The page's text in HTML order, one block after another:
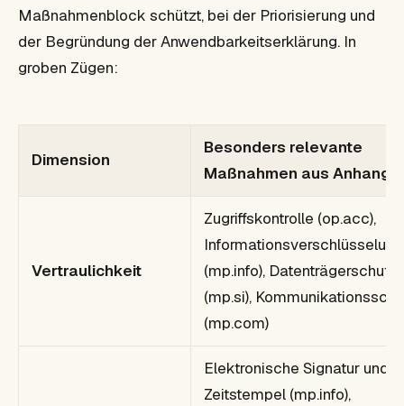
Maßnahmenblock schützt, bei der Priorisierung und
der Begründung der Anwendbarkeitserklärung. In
groben Zügen:
Dimension
Besonders relevante
Maßnahmen aus Anhang II
Vertraulichkeit
Zugriffskontrolle (op.acc),
Informationsverschlüsselung
(mp.info), Datenträgerschutz
(mp.si),
(mp.com)
Elektronische Signatur und
Zeitstempel (mp.info),